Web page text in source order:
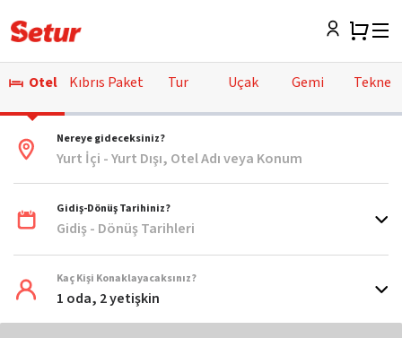
Otel Kıbrıs Paket Tur Uçak Gemi Tekne
Nereye gideceksiniz?
Yurt İçi - Yurt Dışı, Otel Adı veya Konum
Gidiş-Dönüş Tarihiniz?
Gidiş - Dönüş Tarihleri
Kaç Kişi Konaklayacaksınız?
1 oda, 2 yetişkin